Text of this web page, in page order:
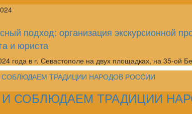
подход: организация экскурсионной
и юриста
года в г. Севастополе на двух площадках, на 35-ой
СОБЛЮДАЕМ ТРАДИЦИИ